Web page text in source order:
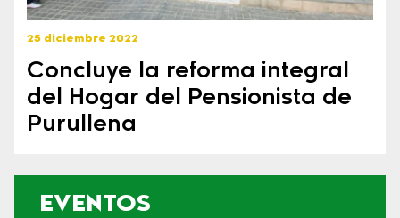
25 diciembre 2022
Concluye la reforma integral
del Hogar del Pensionista de
Purullena
EVENTOS